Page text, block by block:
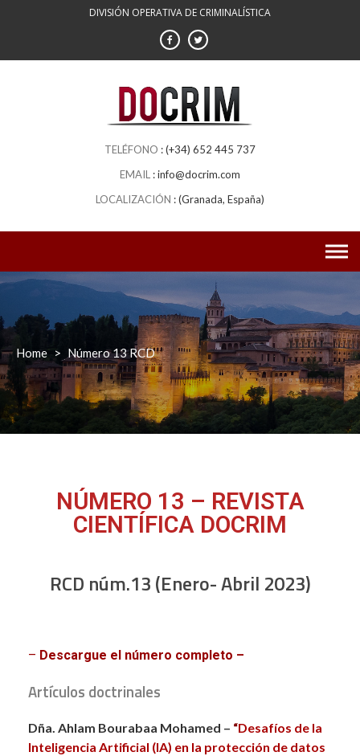
DIVISIÓN OPERATIVA DE CRIMINALÍSTICA
(+34) 652 445 737
info@docrim.com
(Granada, España)
Home > Número 13 RCD
NÚMERO 13 – REVISTA
CIENTÍFICA DOCRIM
RCD núm.13 (Enero- Abril 2023)
– Descargue el número completo –
Artículos doctrinales
Dña. Ahlam Bourabaa Mohamed – “Desafíos de la
Inteligencia Artificial (IA) en la protección de datos